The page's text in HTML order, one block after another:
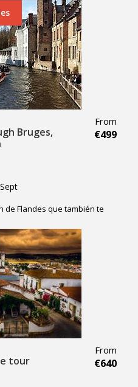
Bruges,
From
€499
de Flandes que también te
tour
From
€640